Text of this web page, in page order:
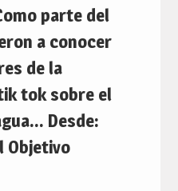
parte del
a conocer
de la
tok sobre el
Desde:
Objetivo